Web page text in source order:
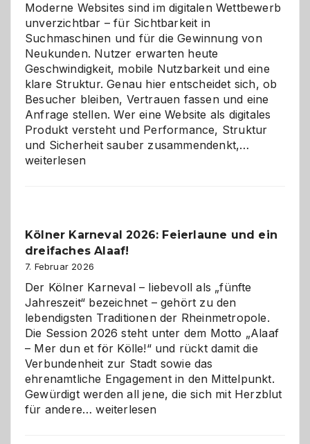
Moderne Websites sind im digitalen Wettbewerb
unverzichtbar – für Sichtbarkeit in
Suchmaschinen und für die Gewinnung von
Neukunden. Nutzer erwarten heute
Geschwindigkeit, mobile Nutzbarkeit und eine
klare Struktur. Genau hier entscheidet sich, ob
Besucher bleiben, Vertrauen fassen und eine
Anfrage stellen. Wer eine Website als digitales
Produkt versteht und Performance, Struktur
und Sicherheit sauber zusammendenkt,…
geworden
weiterlesen
Kölner Karneval 2026: Feierlaune und ein
dreifaches Alaaf!
7. Februar 2026
Der Kölner Karneval – liebevoll als „fünfte
Jahreszeit“ bezeichnet – gehört zu den
lebendigsten Traditionen der Rheinmetropole.
Die Session 2026 steht unter dem Motto „Alaaf
– Mer dun et för Kölle!“ und rückt damit die
Verbundenheit zur Stadt sowie das
ehrenamtliche Engagement in den Mittelpunkt.
Gewürdigt werden all jene, die sich mit Herzblut
für andere…Kölner
weiterlesen